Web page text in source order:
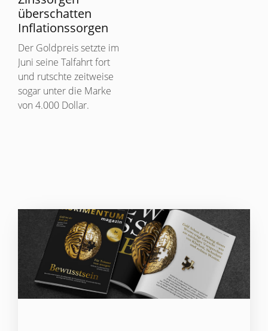
überschatten
Inflationssorgen
Der Goldpreis setzte im
Juni seine Talfahrt fort
und rutschte zeitweise
sogar unter die Marke
von 4.000 Dollar.